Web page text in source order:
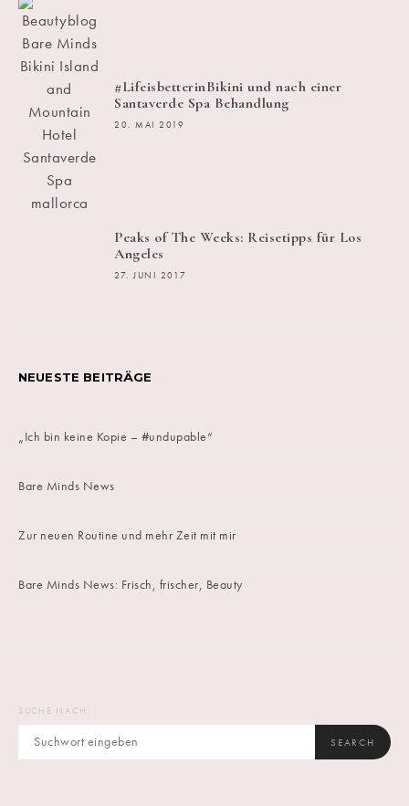
#LifeisbetterinBikini und nach einer
Santaverde Spa Behandlung
20. MAI 2019
Peaks of The Weeks: Reisetipps für Los
Angeles
27. JUNI 2017
NEUESTE BEITRÄGE
„Ich bin keine Kopie – #undupable“
Bare Minds News
Zur neuen Routine und mehr Zeit mit mir
Bare Minds News: Frisch, frischer, Beauty
SUCHE NACH:
SEARCH